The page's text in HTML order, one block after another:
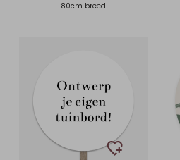
80cm breed